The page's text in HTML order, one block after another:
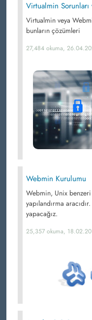
Virtualmin
Virtualmin veya
bunların çözümleri
27,484 okuma,
Webmin Kurulumu
Webmin, Unix
yapılandırma
yapacağız.
25,357 okuma,